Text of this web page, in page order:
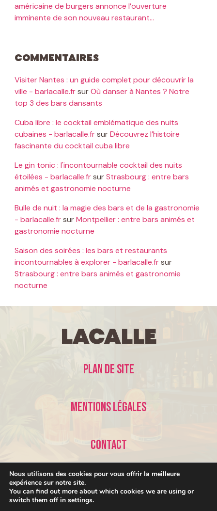
américaine de burgers annonce l’ouverture
imminente de son nouveau restaurant…
Commentaires
Visiter Nantes : un guide complet pour découvrir la
ville - barlacalle.frsurOù danser à Nantes ? Notre
top 3 des bars dansants
Cuba libre : le cocktail emblématique des nuits
cubaines - barlacalle.frsurDécouvrez l’histoire
fascinante du cocktail cuba libre
Le gin tonic : l'incontournable cocktail des nuits
étoilées - barlacalle.frsurStrasbourg : entre bars
animés et gastronomie nocturne
Bulle de nuit : la magie des bars et de la gastronomie
- barlacalle.frsurMontpellier : entre bars animés et
gastronomie nocturne
Saison des soirées : les bars et restaurants
incontournables à explorer - barlacalle.frsur
Strasbourg : entre bars animés et gastronomie
nocturne
LaCalle
Plan de site
Mentions légales
Contact
Nous utilisons des cookies pour vous offrir la meilleure
expérience sur notre site.
You can find out more about which cookies we are using or
switch them off in settings.